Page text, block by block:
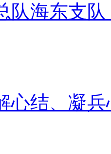
队海东支队
心结、凝兵